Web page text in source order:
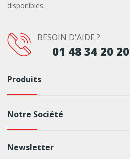
disponibles.
BESOIN D'AIDE ?
01 48 34 20 20
Produits
Notre Société
Newsletter